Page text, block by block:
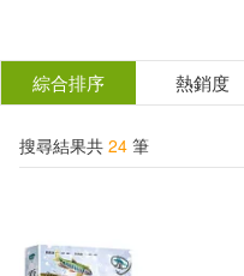
結
篩
分類 (單選)
所有商品(24)
綜合排序 熱銷度
搜尋結果共 24 筆